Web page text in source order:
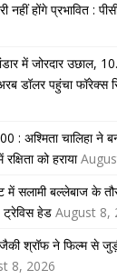
नहीं होंगे प्रभावित :
में जोरदार उछाल,
डॉलर पहुंचा फॉरेक्स
: अश्मिता चालिहा ने
को हराया
सलामी बल्लेबाज के
ट्रेविस हेड August 8,
श्रॉफ ने फिल्म से
8, 2026